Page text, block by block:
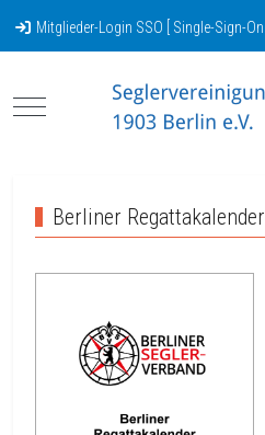
Mitglieder-Login SSO [ Single-Sign-On ]
Mobile Menu Toggle
Berliner Regattakalender